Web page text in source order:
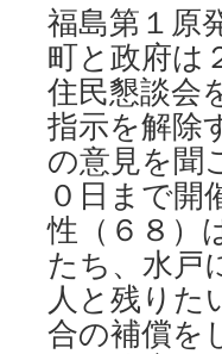
福島第１原
町と政府は
住民懇談会
指示を解除
の意見を聞
０日まで
性（６８）
たち、水戸
人と残りた
合の補償